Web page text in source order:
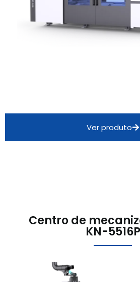
Ver produto
Centro de
KN-5516P